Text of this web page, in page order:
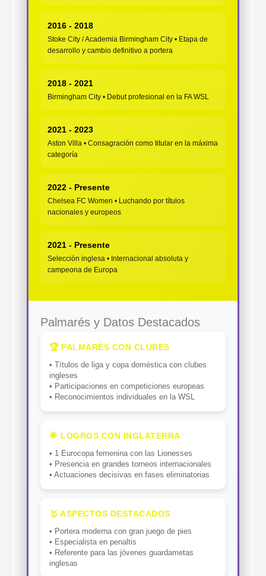
2016 - 2018
Stoke City / Academia Birmingham City • Etapa de
desarrollo y cambio definitivo a portera
2018 - 2021
Birmingham City • Debut profesional en la FA WSL
2021 - 2023
Aston Villa • Consagración como titular en la máxima
categoría
2022 - Presente
Chelsea FC Women • Luchando por títulos
nacionales y europeos
2021 - Presente
Selección inglesa • Internacional absoluta y
campeona de Europa
Palmarés y Datos Destacados
🏆 PALMARÉS CON CLUBES
• Títulos de liga y copa doméstica con clubes
ingleses
• Participaciones en competiciones europeas
• Reconocimientos individuales en la WSL
🌟 LOGROS CON INGLATERRA
• 1 Eurocopa femenina con las Lionesses
• Presencia en grandes torneos internacionales
• Actuaciones decisivas en fases eliminatorias
🥇 ASPECTOS DESTACADOS
• Portera moderna con gran juego de pies
• Especialista en penaltis
• Referente para las jóvenes guardametas
inglesas